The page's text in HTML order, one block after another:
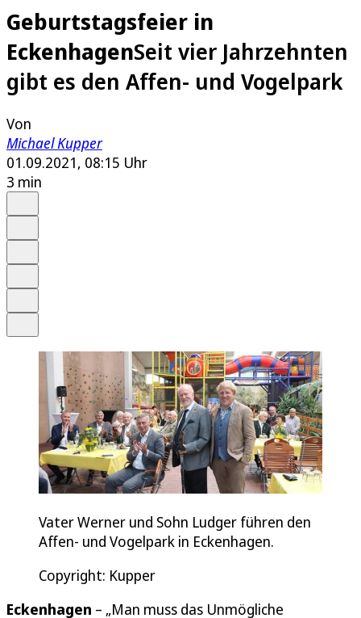
Geburtstagsfeier in
EckenhagenSeit vier Jahrzehnten
gibt es den Affen- und Vogelpark
Von
Michael Kupper
01.09.2021, 08:15 Uhr
3 min
Vater Werner und Sohn Ludger führen den
Affen- und Vogelpark in Eckenhagen.
Copyright: Kupper
Eckenhagen – „Man muss das Unmögliche